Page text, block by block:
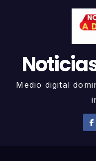
Medio digital